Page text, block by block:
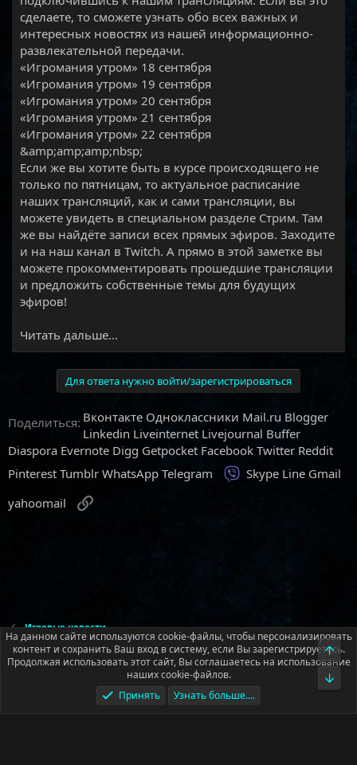
сделаете, то сможете узнать обо всех важных и
интересных новостях из нашей информационно-
развлекательной передачи.
«Игромания утром» 18 сентября
«Игромания утром» 19 сентября
«Игромания утром» 20 сентября
«Игромания утром» 21 сентября
«Игромания утром» 22 сентября
&amp;amp;amp;nbsp;
Если же вы хотите быть в курсе происходящего не
только по пятницам, то актуальное расписание
наших трансляций, как и сами трансляции, вы
можете увидеть в специальном разделе Стрим. Там
же вы найдёте записи всех прямых эфиров. Заходите
и на наш канал в Twitch. А прямо в этой заметке вы
можете прокомментировать прошедшие трансляции
и предложить собственные темы для будущих
эфиров!​
Читать дальше...
Для ответа нужно войти/зарегистрироваться
Поделиться: Вконтакте Одноклассники Mail.ru Blogger
Linkedin Liveinternet Livejournal Buffer
Diaspora Evernote Digg Getpocket Facebook Twitter Reddit
Pinterest Tumblr WhatsApp Telegram Viber
Skype Line Gmail
yahoomail
Игровые новости
Русский (RU)
Условия и правила
Политика конфиденциальности
Помощь Главная
На данном сайте используются cookie-файлы, чтобы персонализировать
контент и сохранить Ваш вход в систему, если Вы зарегистрируетесь.
Продолжая использовать этот сайт, Вы соглашаетесь на использование
наших cookie-файлов.
Принять
Узнать больше....
Верх
Низ